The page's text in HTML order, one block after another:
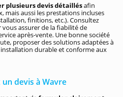
plusieurs devis détaillésafin
mais aussi les prestations incluses
finitions, etc.). Consultez
vous assurer de la fiabilité de
après-vente. Une bonne société
proposer des solutions adaptées à
durable et conforme aux
devis à Wavre